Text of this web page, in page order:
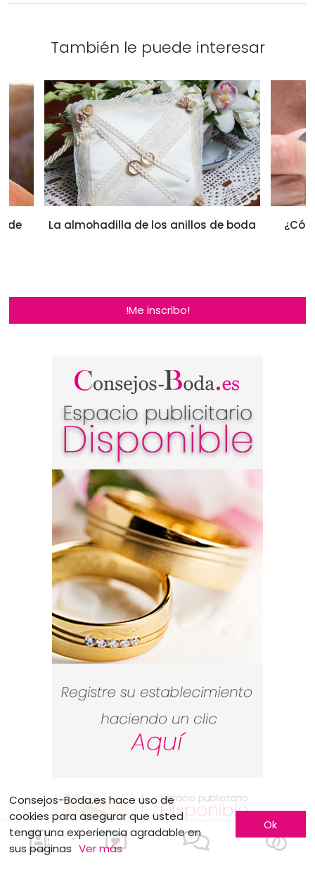
También le puede interesar
de La almohadilla de los anillos de boda
!Me inscribo!
Consejos-Boda.es hace uso de
cookies para asegurar que usted
tenga una experiencia agradable en
sus paginas Ver más
Ok